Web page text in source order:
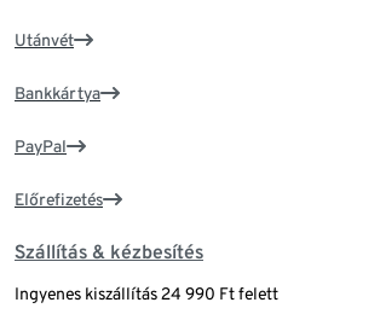
Utánvét
Bankkártya
PayPal
Előrefizetés
Szállítás & kézbesítés
Ingyenes kiszállítás 24 990 Ft felett